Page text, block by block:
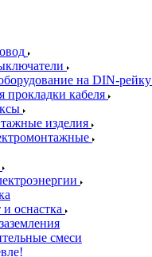
на DIN-рейку
прокладки кабеля
изделия
оснастка
смеси